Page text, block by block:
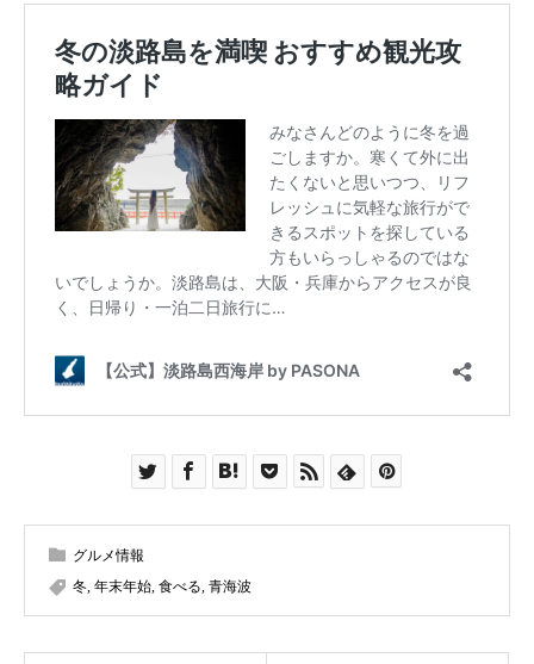
グルメ情報
冬, 年末年始, 食べる, 青海波